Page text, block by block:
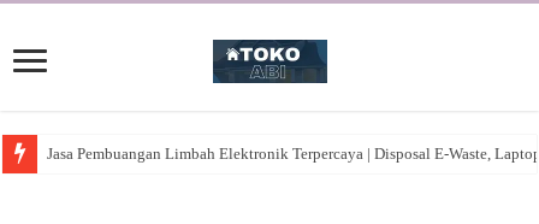
Jasa Pembuangan Limbah Elektronik Terpercaya | Disposal E-Waste,